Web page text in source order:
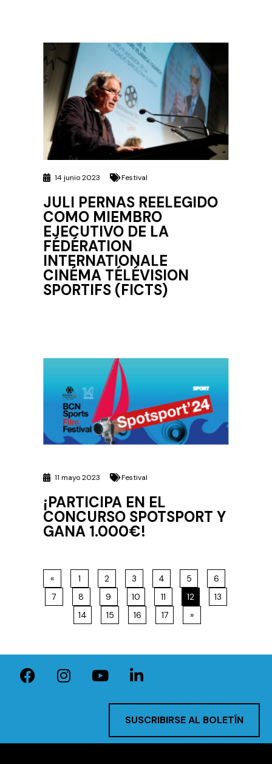
14 junio 2023 Festival
JULI PERNAS REELEGIDO
COMO MIEMBRO
EJECUTIVO DE LA
FÉDÉRATION
INTERNATIONALE
CINÉMA TÉLÉVISION
SPORTIFS (FICTS)
11 mayo 2023 Festival
¡PARTICIPA EN EL
CONCURSO SPOTSPORT Y
GANA 1.000€!
« 1 2 3 4 5
6
7
8 9 10 11 12
13
14
15 16 17 »
SUSCRIBIRSE AL BOLETÍN